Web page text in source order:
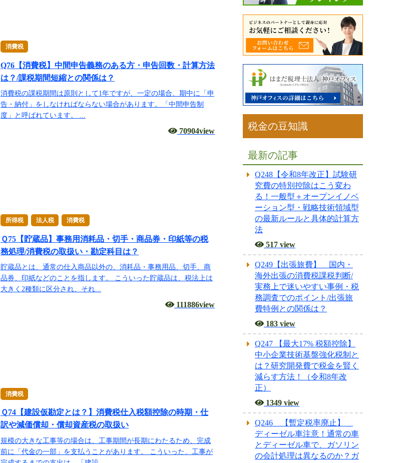
消費税
Q76【消費税】中間申告義務のある方・申告回数・計算方法
は？/課税期間短縮との関係は？
消費税の課税期間は原則として1年ですが、一定の場合、期中に「申
告・納付」をしなければならない場合があります。「中間申告制
度」と呼ばれています。 ...
70904view
所得税 法人税 消費税
Ｑ75【貯蔵品】事務用消耗品・切手・商品券・印紙等の税
務処理/消費税の取扱い・勘定科目は？
貯蔵品とは、通常の仕入商品以外の、消耗品・事務用品、切手、商
品券、印紙などのことを指します。 こういった貯蔵品は、税法上は
大きく2種類に区分され、それ...
111886view
消費税
Ｑ74【建設仮勘定とは？】消費税仕入税額控除の時期・仕
訳や減価償却・償却資産税の取扱い
規模の大きな工事等の場合は、工事期間が長期にわたるため、完成
前に「代金の一部」を支払うことがあります。 こういった、工事が
税金の豆知識
最新の記事
Q248【令和8年改正】試験研
究費の特別控除はこう変わ
る！一般型＋オープンイノベ
ーション型・戦略技術領域型
の最新ルールと具体的計算方
法
517 view
Q249【出張旅費】 国内・
海外出張の消費税課税判断/
実務上で迷いやすい事例・税
務調査でのポイント/出張旅
費特例との関係は？
183 view
Q247 【最大17% 税額控除】
中小企業技術基盤強化税制と
は？研究開発費で税金を賢く
減らす方法！（令和8年改
正）
1349 view
Q246 【暫定税率廃止】
ディーゼル車注意！通常の車
とディーゼル車で、ガソリン
の会計処理は異なるのか？ガ